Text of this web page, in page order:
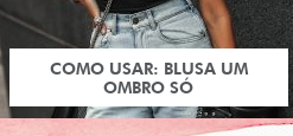
COMO USAR: BLUSA UM
OMBRO SÓ